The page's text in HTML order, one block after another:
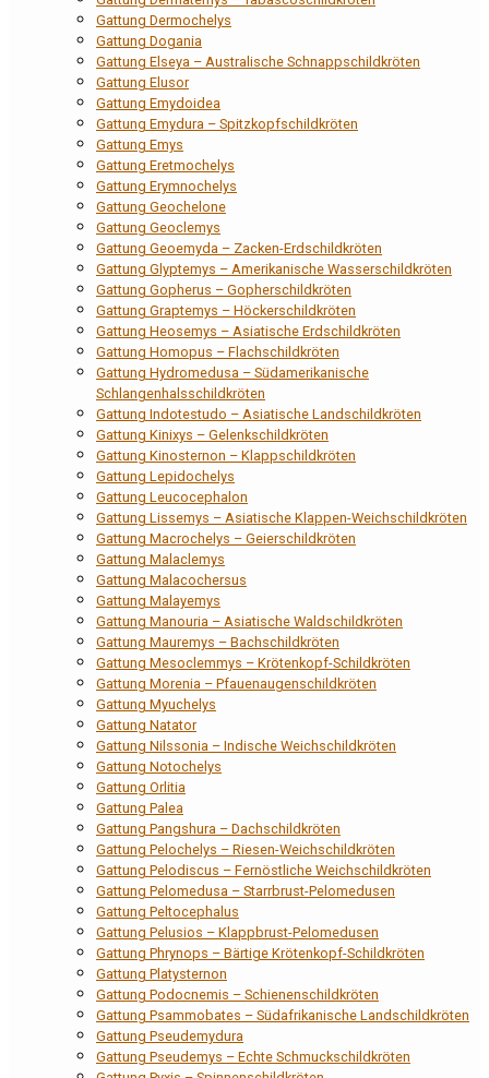
Gattung Dermochelys
Gattung Dogania
Gattung Elseya – Australische Schnappschildkröten
Gattung Elusor
Gattung Emydoidea
Gattung Emydura – Spitzkopfschildkröten
Gattung Emys
Gattung Eretmochelys
Gattung Erymnochelys
Gattung Geochelone
Gattung Geoclemys
Gattung Geoemyda – Zacken-Erdschildkröten
Gattung Glyptemys – Amerikanische Wasserschildkröten
Gattung Gopherus – Gopherschildkröten
Gattung Graptemys – Höckerschildkröten
Gattung Heosemys – Asiatische Erdschildkröten
Gattung Homopus – Flachschildkröten
Gattung Hydromedusa – Südamerikanische
Schlangenhalsschildkröten
Gattung Indotestudo – Asiatische Landschildkröten
Gattung Kinixys – Gelenkschildkröten
Gattung Kinosternon – Klappschildkröten
Gattung Lepidochelys
Gattung Leucocephalon
Gattung Lissemys – Asiatische Klappen-Weichschildkröten
Gattung Macrochelys – Geierschildkröten
Gattung Malaclemys
Gattung Malacochersus
Gattung Malayemys
Gattung Manouria – Asiatische Waldschildkröten
Gattung Mauremys – Bachschildkröten
Gattung Mesoclemmys – Krötenkopf-Schildkröten
Gattung Morenia – Pfauenaugenschildkröten
Gattung Myuchelys
Gattung Natator
Gattung Nilssonia – Indische Weichschildkröten
Gattung Notochelys
Gattung Orlitia
Gattung Palea
Gattung Pangshura – Dachschildkröten
Gattung Pelochelys – Riesen-Weichschildkröten
Gattung Pelodiscus – Fernöstliche Weichschildkröten
Gattung Pelomedusa – Starrbrust-Pelomedusen
Gattung Peltocephalus
Gattung Pelusios – Klappbrust-Pelomedusen
Gattung Phrynops – Bärtige Krötenkopf-Schildkröten
Gattung Platysternon
Gattung Podocnemis – Schienenschildkröten
Gattung Psammobates – Südafrikanische Landschildkröten
Gattung Pseudemydura
Gattung Pseudemys – Echte Schmuckschildkröten